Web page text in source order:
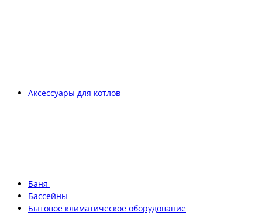
Аксессуары для котлов
Баня
Бассейны
Бытовое климатическое оборудование